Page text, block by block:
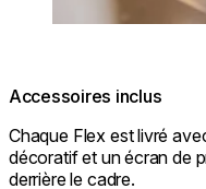
Accessoires inclus
Chaque Flex est livré
décoratif et un écran de
derrière le cadre.